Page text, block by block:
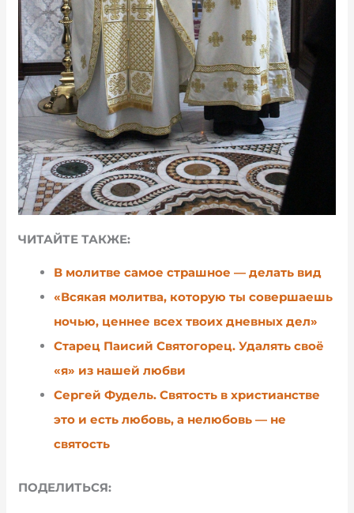
ЧИТАЙТЕ ТАКЖЕ:
В молитве самое страшное — делать вид
«Всякая молитва, которую ты совершаешь
ночью, ценнее всех твоих дневных дел»
Старец Паисий Святогорец. Удалять своё
«я» из нашей любви
Сергей Фудель. Святость в христианстве
это и есть любовь, а нелюбовь — не
святость
ПОДЕЛИТЬСЯ: